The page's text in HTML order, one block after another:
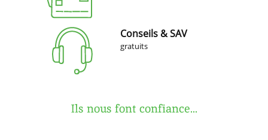
Conseils & SAV
gratuits
Ils nous font confiance...